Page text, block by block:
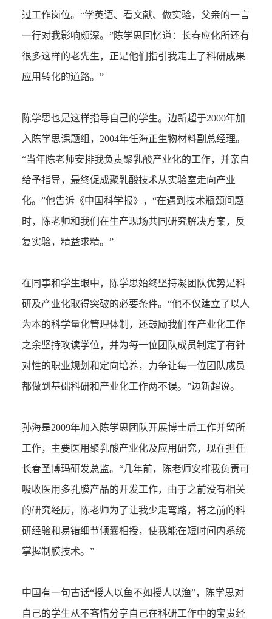
过工作岗位。“学英语、看文献、做实验，父亲的一言
一行对我影响颇深。”陈学思回忆道：长春应化所还有
很多这样的老先生，正是他们指引我走上了科研成果
应用转化的道路。”
陈学思也是这样指导自己的学生。边新超于2000年加
入陈学思课题组，2004年任海正生物材料副总经理。
“当年陈老师安排我负责聚乳酸产业化的工作，并亲自
给予指导，最终促成聚乳酸技术从实验室走向产业
化。”他告诉《中国科学报》，“在遇到技术瓶颈问题
时，陈老师和我们在生产现场共同研究解决方案，反
复实验，精益求精。”
在同事和学生眼中，陈学思始终坚持凝团队优势是科
研及产业化取得突破的必要条件。“他不仅建立了以人
为本的科学量化管理体制，还鼓励我们在产业化工作
之余坚持攻读学位，并为每一位团队成员制定了有针
对性的职业规划和定向培养，力争让每一位团队成员
都做到基础科研和产业化工作两不误。”边新超说。
孙海是2009年加入陈学思团队开展博士后工作并留所
工作，主要医用聚乳酸产业化及应用研究，现在担任
长春圣博玛研发总监。“几年前，陈老师安排我负责可
吸收医用多孔膜产品的开发工作，由于之前没有相关
的研究经历，陈老师为了让我少走弯路，将之前的科
研经验和易错细节倾囊相授，使我能在短时间内系统
掌握制膜技术。”
中国有一句古话“授人以鱼不如授人以渔”，陈学思对
自己的学生从不吝惜分享自己在科研工作中的宝贵经